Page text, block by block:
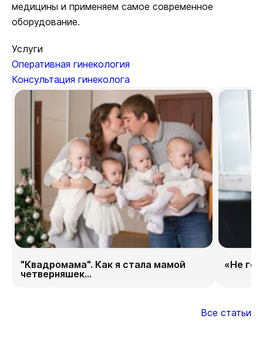
медицины и применяем самое современное
оборудование.
Услуги
Оперативная гинекология
Консультация гинеколога
"Квадромама". Как я стала мамой
четверняшек...
«Не
Все статьи